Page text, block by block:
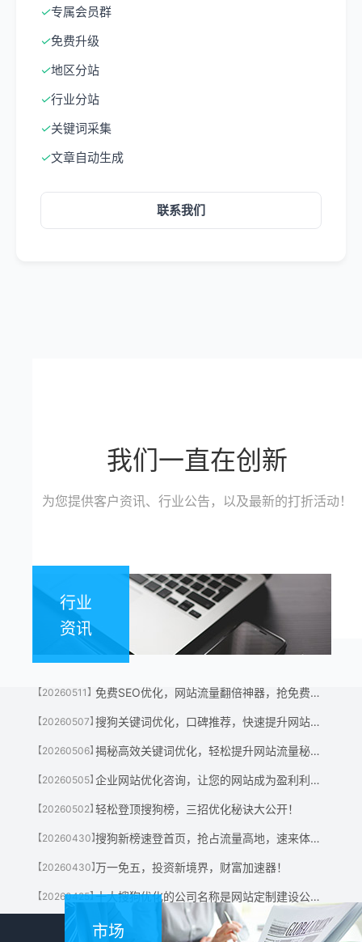
✓专属会员群
✓免费升级
✓地区分站
✓行业分站
✓关键词采集
✓文章自动生成
联系我们
我们一直在创新
为您提供客户资讯、行业公告，以及最新的打折活动！
行业
资讯
【20260511】 免费SEO优化，网站流量翻倍神器，抢免费名额！
【20260507】 搜狗关键词优化，口碑推荐，快速提升网站流量神器！
【20260506】 揭秘高效关键词优化，轻松提升网站流量秘诀！
【20260505】 企业网站优化咨询，让您的网站成为盈利利器！
【20260502】轻松登顶搜狗榜，三招优化秘诀大公开！
【20260430】 搜狗新榜速登首页，抢占流量高地，速来体验！
【20260430】万一免五，投资新境界，财富加速器！
【20260425】 十大搜狗优化的公司名称是网站定制建设公司有哪些?
市场